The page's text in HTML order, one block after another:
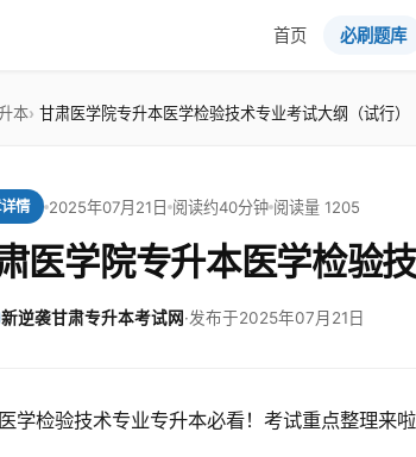
首页 必刷题库
本 甘肃医学院专升本医学检验技术专业考试大纲（试行）
情 2025年07月21日 阅读约40分钟 阅读量 1205
医学院专升本医学检验
新逆袭甘肃专升本考试网·发布于2025年07月21日
学检验技术专业专升本必看！考试重点整理来啦